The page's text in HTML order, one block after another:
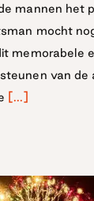
mannen het
mocht
memorabele
van de
[...]